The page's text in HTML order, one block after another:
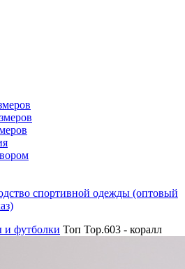
спортивной одежды (оптовый
и футболки Топ Top.603 - коралл